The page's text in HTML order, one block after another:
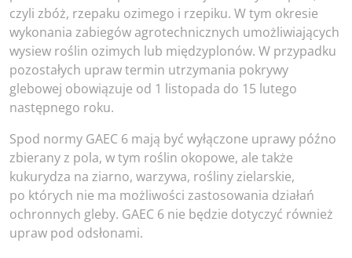
czyli zbóż, rzepaku ozimego i rzepiku. W tym okresie
wykonania zabiegów agrotechnicznych umożliwiających
wysiew roślin ozimych lub międzyplonów. W przypadku
pozostałych upraw termin utrzymania pokrywy
glebowej obowiązuje od 1 listopada do 15 lutego
następnego roku.
Spod normy GAEC 6 mają być wyłączone uprawy późno
zbierany z pola, w tym roślin okopowe, ale także
kukurydza na ziarno, warzywa, rośliny zielarskie,
po których nie ma możliwości zastosowania działań
ochronnych gleby. GAEC 6 nie będzie dotyczyć również
upraw pod odsłonami.